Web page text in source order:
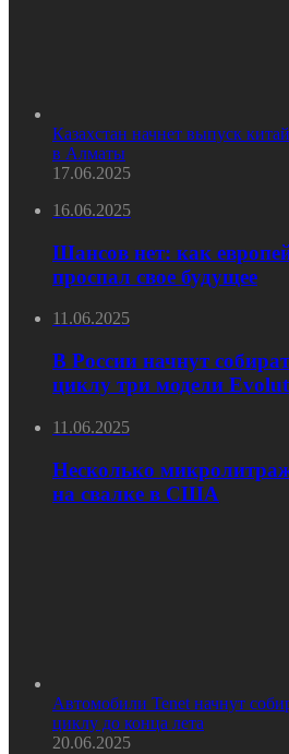
Казахстан начнет выпуск
в Алматы
17.06.2025
16.06.2025
Шансов нет: как
проспал свое будущее
11.06.2025
В России начнут
циклу три модели
11.06.2025
Несколько
на свалке в США
Автомобили Tenet начнут
циклу до конца лета
20.06.2025